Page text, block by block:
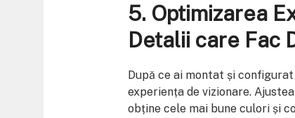
5. Optimizarea
Detalii care Fac
După ce ai montat și
experiența de vizionare.
obține cele mai bune culori și